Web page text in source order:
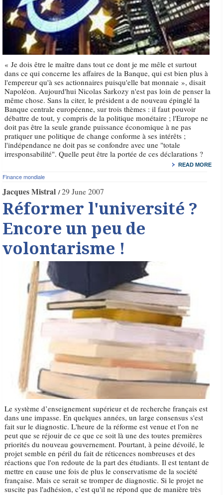
« Je dois être le maître dans tout ce dont je me mêle et surtout
dans ce qui concerne les affaires de la Banque, qui est bien plus à
l'empereur qu'à ses actionnaires puisqu'elle bat monnaie », disait
Napoléon. Aujourd'hui Nicolas Sarkozy n'est pas loin de penser la
même chose. Sans la citer, le président a de nouveau épinglé la
Banque centrale européenne, sur trois thèmes : il faut pouvoir
débattre de tout, y compris de la politique monétaire ; l'Europe ne
doit pas être la seule grande puissance économique à ne pas
pratiquer une politique de change conforme à ses intérêts ;
l'indépendance ne doit pas se confondre avec une "totale
irresponsabilité". Quelle peut être la portée de ces déclarations ?
READ MORE
Finance mondiale
Jacques Mistral 29 June 2007
Réformer l'université ?
Encore un peu de
volontarisme !
Le système d’enseignement supérieur et de recherche français est
dans une impasse. En quelques années, un large consensus s'est
fait sur le diagnostic. L'heure de la réforme est venue et l'on ne
peut que se réjouir de ce que ce soit là une des toutes premières
priorités du nouveau gouvernement. Pourtant, à peine dévoilé, le
projet semble en péril du fait de réticences nombreuses et des
réactions que l'on redoute de la part des étudiants. Il est tentant de
mettre en cause une fois de plus le conservatisme de la société
française. Mais ce serait se tromper de diagnostic. Si le projet ne
suscite pas l'adhésion, c’est qu'il ne répond que de manière très